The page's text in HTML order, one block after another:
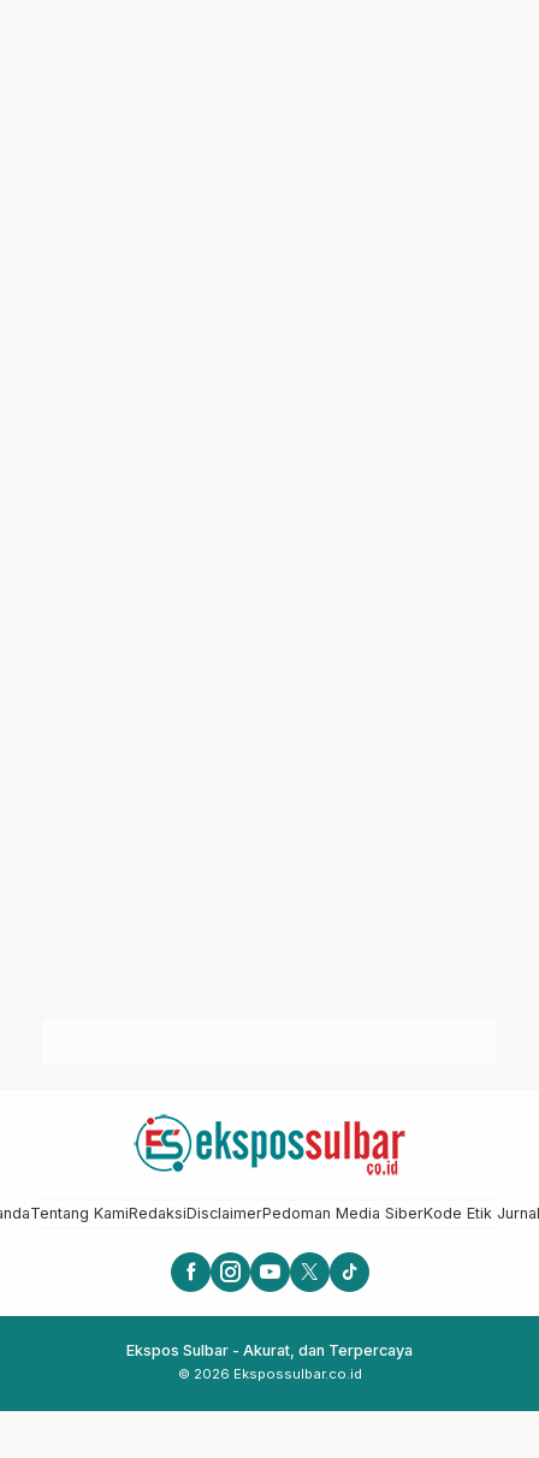
Tentang KamiRedaksiDisclaimerPedoman Media SiberKode Etik
Ekspos Sulbar - Akurat, dan Terpercaya
© 2026 Ekspossulbar.co.id